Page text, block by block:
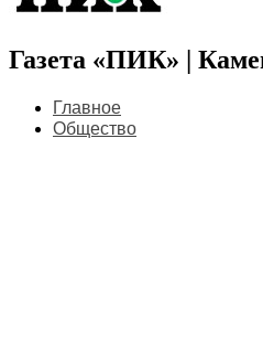
Газета «ПИК» |
Главное
Общество